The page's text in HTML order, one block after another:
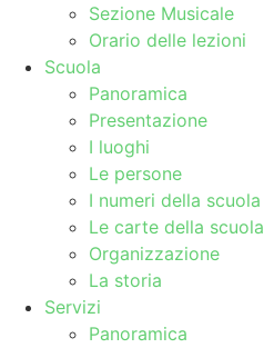
Sezione Musicale
Orario delle lezioni
Scuola
Panoramica
Presentazione
I luoghi
Le persone
I numeri della scuola
Le carte della scuola
Organizzazione
La storia
Servizi
Panoramica